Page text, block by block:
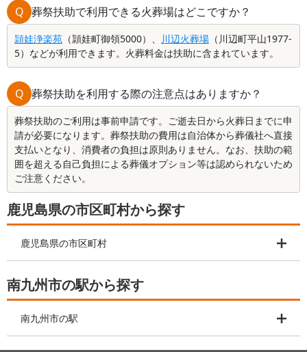
Q 葬祭扶助で利用できる火葬場はどこですか？
頴娃浄楽苑 （頴娃町御領5000）、 川辺火葬場 （川辺町平山1977-
5）などが利用できます。火葬料金は扶助に含まれています。
Q 葬祭扶助を利用する際の注意点はありますか？
葬祭扶助のご利用は事前申請です。ご逝去日から火葬日までに申
請が必要になります。葬祭扶助の費用は自治体から葬儀社へ直接
支払いとなり、消費者の負担は原則ありません。なお、扶助の範
囲を超える自己負担による葬儀オプション等は認められないため
ご注意ください。
鹿児島県の市区町村から探す
鹿児島県の市区町村
南九州市の駅から探す
南九州市の駅